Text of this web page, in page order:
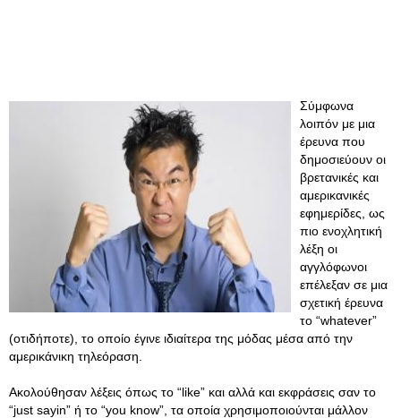
Σύμφωνα
λοιπόν με μια
έρευνα που
δημοσιεύουν οι
βρετανικές και
αμερικανικές
εφημερίδες, ως
πιο ενοχλητική
λέξη οι
αγγλόφωνοι
επέλεξαν σε μια
σχετική έρευνα
το “whatever”
(οτιδήποτε), το οποίο έγινε ιδιαίτερα της μόδας μέσα από την
αμερικάνικη τηλεόραση.
Ακολούθησαν λέξεις όπως το “like” και αλλά και εκφράσεις σαν το
“just sayin” ή το “you know”, τα οποία χρησιμοποιούνται μάλλον